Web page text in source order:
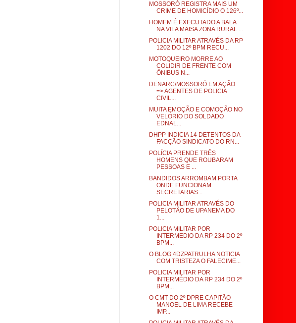
MOSSORÓ REGISTRA MAIS UM
CRIME DE HOMICÍDIO O 126º...
HOMEM É EXECUTADO A BALA
NA VILA MAISA ZONA RURAL ...
POLICIA MILITAR ATRAVÉS DA RP
1202 DO 12º BPM RECU...
MOTOQUEIRO MORRE AO
COLIDIR DE FRENTE COM
ÔNIBUS N...
DENARC/MOSSORÓ EM AÇÃO
=> AGENTES DE POLICIA
CIVIL...
MUITA EMOÇÃO E COMOÇÃO NO
VELÓRIO DO SOLDADO
EDNAL...
DHPP INDICIA 14 DETENTOS DA
FACÇÃO SINDICATO DO RN...
POLÍCIA PRENDE TRÊS
HOMENS QUE ROUBARAM
PESSOAS E ...
BANDIDOS ARROMBAM PORTA
ONDE FUNCIONAM
SECRETARIAS...
POLICIA MILITAR ATRAVÉS DO
PELOTÃO DE UPANEMA DO
1...
POLICIA MILITAR POR
INTERMEDIO DA RP 234 DO 2º
BPM...
O BLOG 4DZPATRULHA NOTICIA
COM TRISTEZA O FALECIME...
POLICIA MILITAR POR
INTERMÉDIO DA RP 234 DO 2º
BPM...
O CMT DO 2º DPRE CAPITÃO
MANOEL DE LIMA RECEBE
IMP...